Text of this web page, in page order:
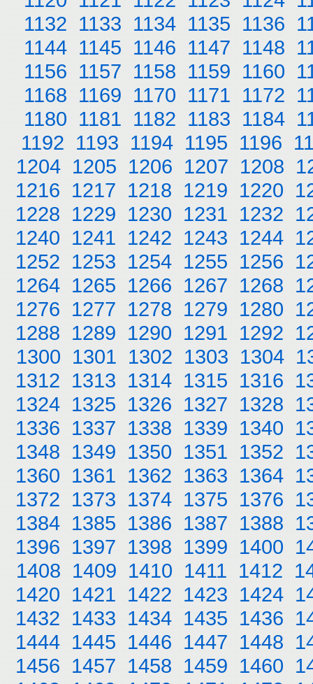
1132 1133 1134 1135 1136
1144 1145 1146 1147 1148
1156 1157 1158 1159 1160
1168 1169 1170 1171 1172
1180 1181 1182 1183 1184
1192 1193 1194 1195 1196
1204 1205 1206 1207 1208
1216 1217 1218 1219 1220
1228 1229 1230 1231 1232
1240 1241 1242 1243 1244
1252 1253 1254 1255 1256
1264 1265 1266 1267 1268
1276 1277 1278 1279 1280
1288 1289 1290 1291 1292
1300 1301 1302 1303 1304
1312 1313 1314 1315 1316
1324 1325 1326 1327 1328
1336 1337 1338 1339 1340
1348 1349 1350 1351 1352
1360 1361 1362 1363 1364
1372 1373 1374 1375 1376
1384 1385 1386 1387 1388
1396 1397 1398 1399 1400
1408 1409 1410 1411 1412
1420 1421 1422 1423 1424
1432 1433 1434 1435 1436
1444 1445 1446 1447 1448
1456 1457 1458 1459 1460